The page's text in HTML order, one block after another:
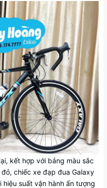
kết hợp với bảng màu sắc
chiếc xe đạp đua Galaxy
suất vận hành ấn tượng